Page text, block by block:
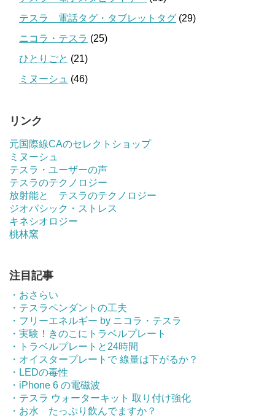
テスラ 電話タグ・タブレットタグ (29)
ニコラ・テスラ (25)
ひとりごと (21)
ミヌーシュ (46)
リンク
元国際線CAのセレクトショップ
ミヌーシュ
テスラ・ユーザーの声
テスラのテクノロジー
放射能と テスラのテクノロジー
ジオパシック・ストレス
キネシオロジー
桃林窯
注目記事
・おさらい
・テスラペンダントの工夫
・フリーエネルギー by ニコラ・テスラ
・実験！きのこにトラベルプレート
・トラベルプレートと24時間
・オイスタープレートで 線量は下がるか？
・LEDの毒性
・iPhone 6 の電磁波
・テスラ ウォーターキット 取り付け強化
・お水 たっぷり飲んでますか？